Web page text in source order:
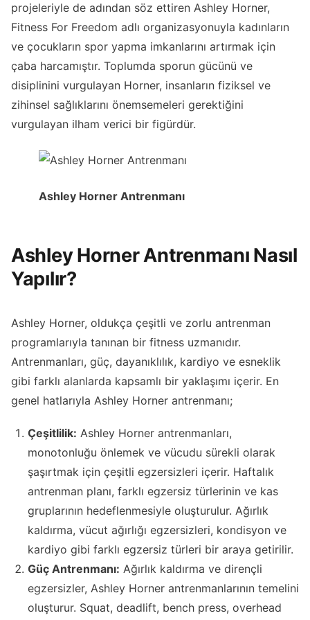
projeleriyle de adından söz ettiren Ashley Horner,
Fitness For Freedom adlı organizasyonuyla kadınların
ve çocukların spor yapma imkanlarını artırmak için
çaba harcamıştır. Toplumda sporun gücünü ve
disiplinini vurgulayan Horner, insanların fiziksel ve
zihinsel sağlıklarını önemsemeleri gerektiğini
vurgulayan ilham verici bir figürdür.
Ashley Horner Antrenmanı
Ashley Horner Antrenmanı Nasıl
Yapılır?
Ashley Horner, oldukça çeşitli ve zorlu antrenman
programlarıyla tanınan bir fitness uzmanıdır.
Antrenmanları, güç, dayanıklılık, kardiyo ve esneklik
gibi farklı alanlarda kapsamlı bir yaklaşımı içerir. En
genel hatlarıyla Ashley Horner antrenmanı;
Çeşitlilik: Ashley Horner antrenmanları,
monotonluğu önlemek ve vücudu sürekli olarak
şaşırtmak için çeşitli egzersizleri içerir. Haftalık
antrenman planı, farklı egzersiz türlerinin ve kas
gruplarının hedeflenmesiyle oluşturulur. Ağırlık
kaldırma, vücut ağırlığı egzersizleri, kondisyon ve
kardiyo gibi farklı egzersiz türleri bir araya getirilir.
Güç Antrenmanı: Ağırlık kaldırma ve dirençli
egzersizler, Ashley Horner antrenmanlarının temelini
oluşturur. Squat, deadlift, bench press, overhead